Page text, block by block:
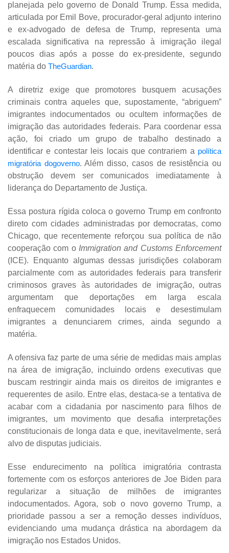
planejada pelo governo de Donald Trump. Essa medida,
articulada por Emil Bove, procurador-geral adjunto interino
e ex-advogado de defesa de Trump, representa uma
escalada significativa na repressão à imigração ilegal
poucos dias após a posse do ex-presidente, segundo
matéria do TheGuardian.
A diretriz exige que promotores busquem acusações
criminais contra aqueles que, supostamente, “abriguem”
imigrantes indocumentados ou ocultem informações de
imigração das autoridades federais. Para coordenar essa
ação, foi criado um grupo de trabalho destinado a
identificar e contestar leis locais que contrariem a política
migratória dogoverno. Além disso, casos de resistência ou
obstrução devem ser comunicados imediatamente à
liderança do Departamento de Justiça.
Essa postura rígida coloca o governo Trump em confronto
direto com cidades administradas por democratas, como
Chicago, que recentemente reforçou sua política de não
cooperação com o Immigration and Customs Enforcement
(ICE). Enquanto algumas dessas jurisdições colaboram
parcialmente com as autoridades federais para transferir
criminosos graves às autoridades de imigração, outras
argumentam que deportações em larga escala
enfraquecem comunidades locais e desestimulam
imigrantes a denunciarem crimes, ainda segundo a
matéria.
A ofensiva faz parte de uma série de medidas mais amplas
na área de imigração, incluindo ordens executivas que
buscam restringir ainda mais os direitos de imigrantes e
requerentes de asilo. Entre elas, destaca-se a tentativa de
acabar com a cidadania por nascimento para filhos de
imigrantes, um movimento que desafia interpretações
constitucionais de longa data e que, inevitavelmente, será
alvo de disputas judiciais.
Esse endurecimento na política imigratória contrasta
fortemente com os esforços anteriores de Joe Biden para
regularizar a situação de milhões de imigrantes
indocumentados. Agora, sob o novo governo Trump, a
prioridade passou a ser a remoção desses indivíduos,
evidenciando uma mudança drástica na abordagem da
imigração nos Estados Unidos.